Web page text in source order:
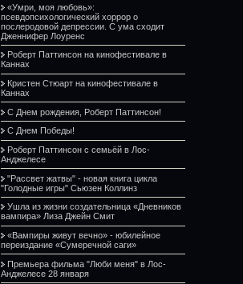
«Умри, моя любовь»:
псевдопсихологический хоррор о
послеродовой депрессии. С ума сходит
Дженнифер Лоуренс
Роберт Паттинсон на кинофестивале в
Каннах
Кристен Стюарт на кинофестивале в
Каннах
С Днем рождения, Роберт Паттинсон!
С Днем Победы!
Роберт Паттинсон с семьёй в Лос-
Анджелесе
"Рассвет жатвы" - новая книга цикла
"Голодные игры" Сьюзен Коллинз
Ушла из жизни создательница «Дневников
вампира» Лиза Джейн Смит
«Вампиры живут вечно» - юбилейное
переиздание «Сумеречной саги»
Премьера фильма "Люби меня" в Лос-
Анджелесе 28 января